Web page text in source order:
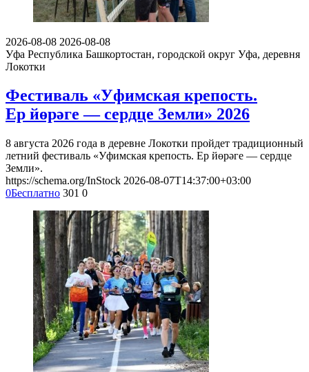
2026-08-08 2026-08-08
Уфа Республика Башкортостан, городской округ Уфа, деревня
Локотки
Фестиваль «Уфимская крепость.
Ер йөрәге — сердце Земли» 2026
8 августа 2026 года в деревне Локотки пройдет традиционный
летний фестиваль «Уфимская крепость. Ер йөрәге — сердце
Земли».
https://schema.org/InStock 2026-08-07T14:37:00+03:00
0Бесплатно 301 0